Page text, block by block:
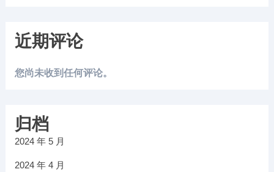
近期评论
您尚未收到任何评论。
归档
2024 年 5 月
2024 年 4 月